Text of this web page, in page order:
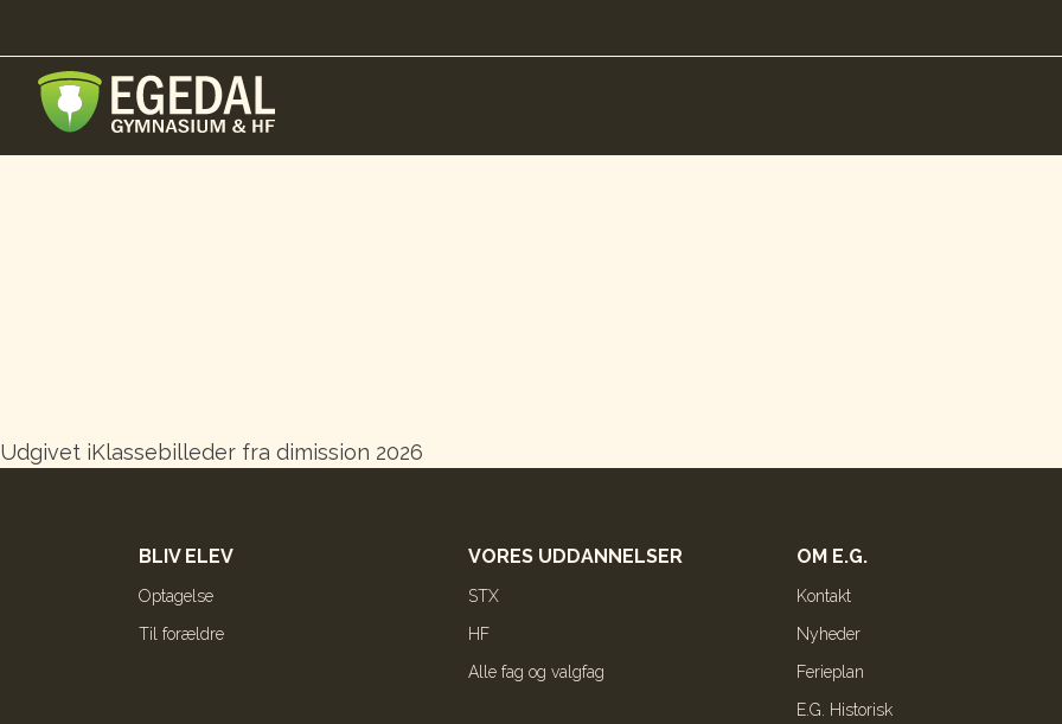
Indlægsnavigation
Udgivet iKlassebilleder fra dimission 2026
BLIV ELEV
Optagelse
Til forældre
VORES UDDANNELSER
STX
HF
Alle fag og valgfag
OM E.G.
Kontakt
Nyheder
Ferieplan
E.G. Historisk